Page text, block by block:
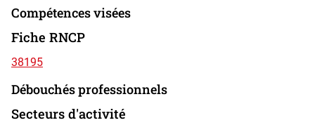
Compétences visées
Fiche RNCP
38195
Débouchés professionnels
Secteurs d'activité